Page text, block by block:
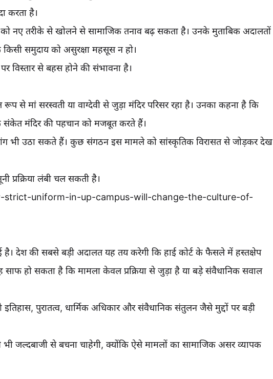
करता है।
को नए तरीके से खोलने से सामाजिक तनाव बढ़ सकता है। उनके मुताबिक अदालतों
किसी समुदाय को असुरक्षा महसूस न हो।
पर विस्तार से बहस होने की संभावना है।
से मां सरस्वती या वाग्देवी से जुड़ा मंदिर परिसर रहा है। उनका कहना है कि
संकेत मंदिर की पहचान को मजबूत करते हैं।
भी उठा सकते हैं। कुछ संगठन इस मामले को सांस्कृतिक विरासत से जोड़कर देख
प्रक्रिया लंबी चल सकती है।
strict-uniform-in-up-campus-will-change-the-culture-of-
देश की सबसे बड़ी अदालत यह तय करेगी कि हाई कोर्ट के फैसले में हस्तक्षेप
हो सकता है कि मामला केवल प्रक्रिया से जुड़ा है या बड़े संवैधानिक सवाल
इतिहास, पुरातत्व, धार्मिक अधिकार और संवैधानिक संतुलन जैसे मुद्दों पर बड़ी
जल्दबाजी से बचना चाहेगी, क्योंकि ऐसे मामलों का सामाजिक असर व्यापक